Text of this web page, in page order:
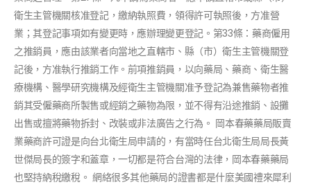
衛生主管機關核准登記，繳納執照費，領得許可執照後，方准營
業；其登記事項如有變更時，應辦理變更登記。第33條：藥商僱用
之推銷員，應由該業者向當地之直轄市、縣（市）衛生主管機關登
記後，方准執行推銷工作。前項推銷員，以向藥局、藥商、衛生醫
療機構、醫學研究機構及經衛生主管機關准予登記為兼售藥物者推
銷其受僱藥商所製售或經銷之藥物為限，並不得有沿途推銷、設攤
出售或擅將藥物拆封、改裝或非法廣告之行為。 岡本春藥藥局販賣
業藥商許可證是向台北衛生局申請的，有當時任台北衛生局局長黃
世傑局長的簽字和蓋章，一切都是符合台灣的法律，岡本春藥藥局
也堅持納稅繳稅。 網絡很多其他藥局的證書都是什麼美國禮來犀利